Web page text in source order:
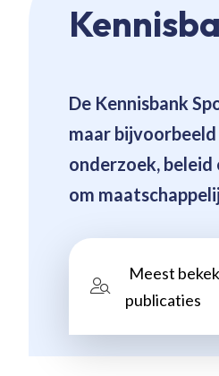
De Kennisbank
maar
onderzoek,
om
Meest
publicaties